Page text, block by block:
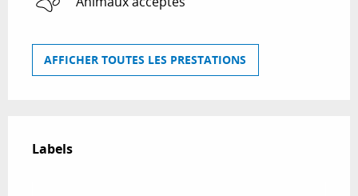
AFFICHER TOUTES LES PRESTATIONS
Labels
Labels